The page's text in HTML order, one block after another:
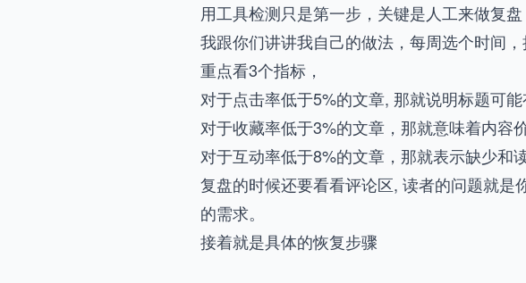
用工具检测只是第一步，关键是人工来做复盘
我跟你们讲讲我自己的做法，每周选个时间
重点看3个指标，
对于点击率低于5%的文章, 那就说明标题可能
对于收藏率低于3%的文章，那就意味着内容
对于互动率低于8%的文章，那就表示缺少和
复盘的时候还要看看评论区, 读者的问题就
的需求。
接着就是具体的恢复步骤